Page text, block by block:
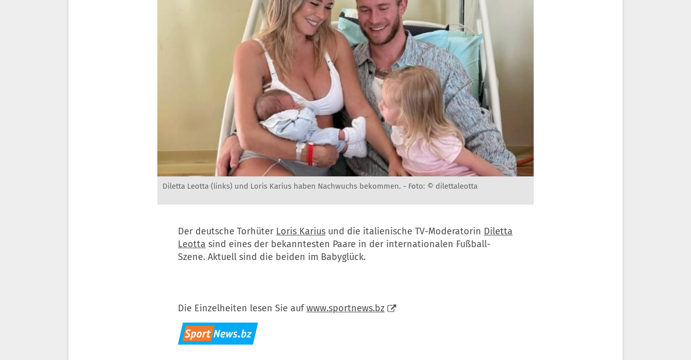
Diletta Leotta (links) und Loris Karius haben Nachwuchs bekommen. - Foto: © dilettaleotta
Der deutsche Torhüter Loris Karius und die italienische TV-Moderatorin Diletta
Leotta sind eines der bekanntesten Paare in der internationalen Fußball-
Szene. Aktuell sind die beiden im Babyglück.
Die Einzelheiten lesen Sie aufwww.sportnews.bz